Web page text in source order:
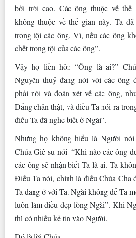
bởi trời cao. Các ông thuộc về thế
không thuộc về thế gian này. Ta
trong tội các ông. Vì, nếu các ông
chết trong tội của các ông”.
Vậy họ liền hỏi: “Ông là ai?”
Nguyên thuỷ đang nói với các ông
phải nói và đoán xét về các ông,
Ðấng chân thật, và điều Ta nói ra
điều Ta đã nghe biết ở Ngài”.
Nhưng họ không hiểu là Người
Chúa Giê-su nói: “Khi nào các ông
các ông sẽ nhận biết Ta là ai. Ta
Ðiều Ta nói, chính là điều Chúa Cha
Ta đang ở với Ta; Ngài không để Ta
luôn làm điều đẹp lòng Ngài”. Khi
thì có nhiều kẻ tin vào Người.